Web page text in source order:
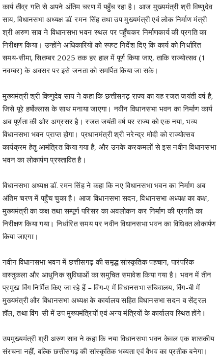
कार्य तीव्र गति से अपने अंतिम चरण में पहुँच रहा है। आज मुख्यमंत्री श्री विष्णुदेव
साय, विधानसभा अध्यक्ष डॉ. रमन सिंह तथा उप मुख्यमंत्री एवं लोक निर्माण मंत्री
श्री अरुण साव ने विधानसभा भवन स्थल पर पहुँचकर निर्माणकार्य की प्रगति का
निरीक्षण किया। उन्होंने अधिकारियों को स्पष्ट निर्देश दिए कि कार्य को निर्धारित
समय-सीमा, सितम्बर 2025 तक हर हाल में पूर्ण किया जाए, ताकि राज्योत्सव (1
नवम्बर) के अवसर पर इसे जनता को समर्पित किया जा सके।
मुख्यमंत्री श्री विष्णुदेव साय ने कहा कि छत्तीसगढ़ राज्य का यह रजत जयंती वर्ष है,
जिसे पूरे हर्षोल्लास के साथ मनाया जाएगा। नवीन विधानसभा भवन का निर्माण कार्य
अब पूर्णता की ओर अग्रसर है। रजत जयंती वर्ष पर राज्य को एक नया, भव्य
विधानसभा भवन प्राप्त होगा। प्रधानमंत्री श्री नरेन्द्र मोदी को राज्योत्सव
कार्यक्रम हेतु आमंत्रित किया गया है, और उनके करकमलों से इस नवीन विधानसभा
भवन का लोकार्पण प्रस्तावित है।
विधानसभा अध्यक्ष डॉ. रमन सिंह ने कहा कि नए विधानसभा भवन का निर्माण अब
अंतिम चरण में पहुँच चुका है। आज विधानसभा सदन, विधानसभा अध्यक्ष का कक्ष,
मुख्यमंत्री का कक्ष तथा सम्पूर्ण परिसर का अवलोकन कर निर्माण की प्रगति का
निरीक्षण किया गया। निर्धारित समय पर नवीन विधानसभा भवन का विधिवत लोकार्पण
किया जाएगा।
नवीन विधानसभा भवन में छत्तीसगढ़ की समृद्ध सांस्कृतिक पहचान, पारंपरिक
वास्तुकला और आधुनिक सुविधाओं का समुचित समावेश किया गया है। भवन में तीन
प्रमुख विंग निर्मित किए जा रहे हैं – विंग-ए में विधानसभा सचिवालय, विंग-बी में
मुख्यमंत्री और विधानसभा अध्यक्ष के कार्यालय सहित विधानसभा सदन व सेंट्रल
हॉल, तथा विंग-सी में उप मुख्यमंत्रियों एवं अन्य मंत्रियों के कार्यालय स्थित होंगे।
उपमुख्यमंत्री श्री अरुण साव ने कहा कि नया विधानसभा भवन केवल एक शासकीय
संरचना नहीं, बल्कि छत्तीसगढ़ की सांस्कृतिक भव्यता एवं वैभव का प्रतीक बनेगा।